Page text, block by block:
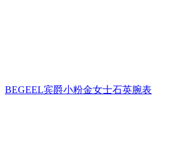
BEGEEL宾爵小粉金女士石英腕表